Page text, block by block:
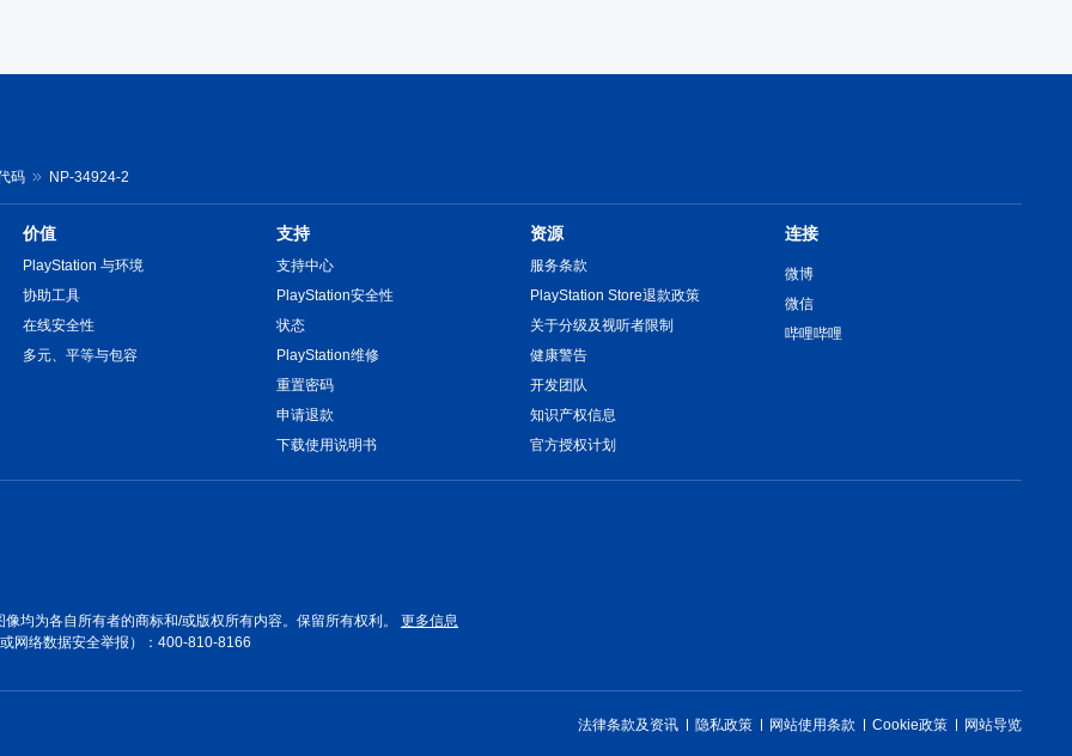
码 NP-34924-2
价值
PlayStation 与环境
协助工具
在线安全性
多元、平等与包容
支持
支持中心
PlayStation安全性
状态
PlayStation维修
重置密码
申请退款
下载使用说明书
资源
服务条款
PlayStation Store退款政策
关于分级及视听者限制
健康警告
开发团队
知识产权信息
官方授权计划
连接
微博
微信
哔哩哔哩
均为各自所有者的商标和/或版权所有内容。保留所有权利。 更多信息
网络数据安全举报）：400-810-8166
法律条款及资讯 隐私政策 网站使用条款 Cookie政策 网站导览